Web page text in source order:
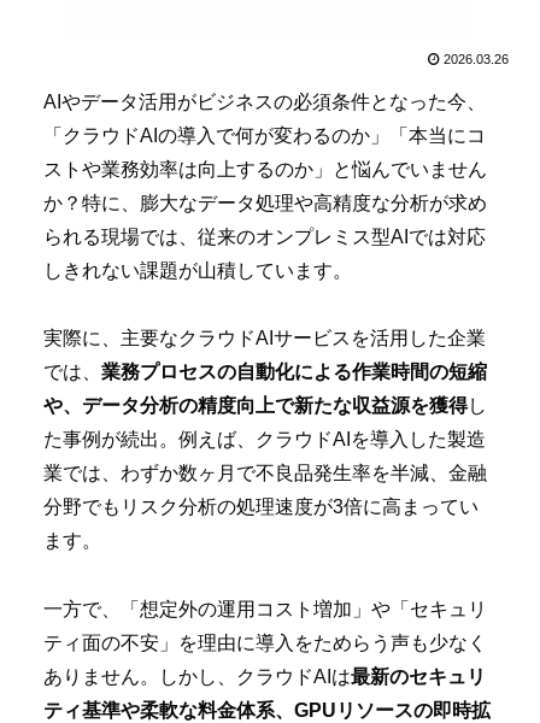
2026.03.26
AIやデータ活用がビジネスの必須条件となった今、
「クラウドAIの導入で何が変わるのか」「本当にコ
ストや業務効率は向上するのか」と悩んでいません
か？特に、膨大なデータ処理や高精度な分析が求め
られる現場では、従来のオンプレミス型AIでは対応
しきれない課題が山積しています。
実際に、主要なクラウドAIサービスを活用した企業
では、 業務プロセスの自動化による作業時間の短縮
や、データ分析の精度向上で新たな収益源を獲得し
た事例が続出。例えば、クラウドAIを導入した製造
業では、わずか数ヶ月で不良品発生率を半減、金融
分野でもリスク分析の処理速度が3倍に高まってい
ます。
一方で、「想定外の運用コスト増加」や「セキュリ
ティ面の不安」を理由に導入をためらう声も少なく
ありません。しかし、クラウドAIは最新のセキュリ
ティ基準や柔軟な料金体系、GPUリソースの即時拡